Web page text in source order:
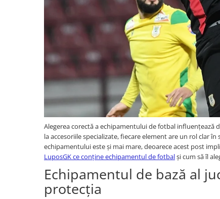
Alegerea corectă a echipamentului de fotbal influențează
la accesoriile specializate, fiecare element are un rol clar
echipamentului este și mai mare, deoarece acest post
LuposGK ce conține echipamentul de fotbalși cum să îl
Echipamentul de bază al
protecția